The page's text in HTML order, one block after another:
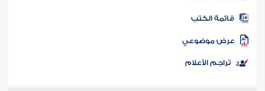
المكتبة
الكتب
موضوعي